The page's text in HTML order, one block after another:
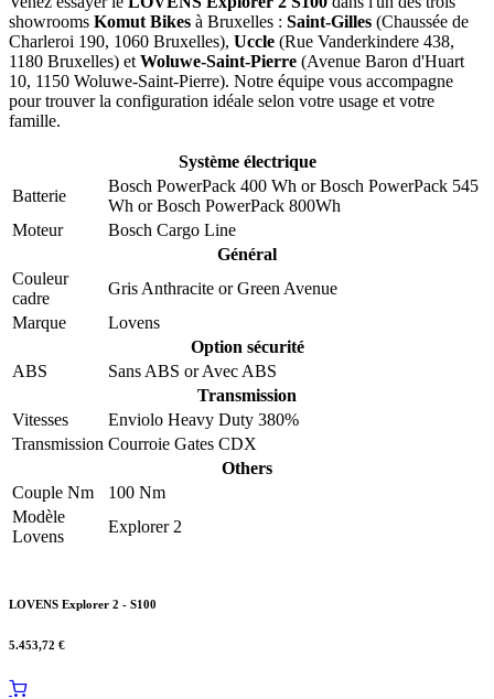
showrooms Komut Bikes à Bruxelles : Saint-Gilles (Chaussée de
Charleroi 190, 1060 Bruxelles), Uccle (Rue Vanderkindere 438,
1180 Bruxelles) etWoluwe-Saint-Pierre (Avenue Baron d'Huart
10, 1150 Woluwe-Saint-Pierre). Notre équipe vous accompagne
pour trouver la configuration idéale selon votre usage et votre
famille.
Système électrique
Batterie
Bosch PowerPack 400 Wh orBosch PowerPack 545
Wh orBosch PowerPack 800Wh
Moteur
Bosch Cargo Line
Général
Couleur
cadre
Gris Anthracite orGreen Avenue
Marque
Lovens
Option sécurité
ABS
Sans ABS orAvec ABS
Transmission
Vitesses
Enviolo Heavy Duty 380%
Transmission Courroie Gates CDX
Others
Couple Nm
100 Nm
Modèle
Lovens
Explorer 2
LOVENS Explorer 2 - S100
5.453,72 €